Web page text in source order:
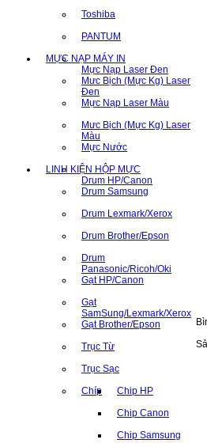
Toshiba
PANTUM
MỰC NẠP MÁY IN
Mực Nạp Laser Đen
Mưc Bịch (Mực Kg) Laser
Đen
Mực Nạp Laser Màu
Mưc Bịch (Mực Kg) Laser
Màu
Mực Nước
LINH KIỆN HỘP MỰC
Drum HP/Canon
Drum Samsung
Drum Lexmark/Xerox
Drum Brother/Epson
Drum
Panasonic/Ricoh/Oki
Gạt HP/Canon
Gạt
SamSung/Lexmark/Xerox
Gạt Brother/Epson
Trục Từ
Trục Sạc
Chíp Chip HP
Chip Canon
Chip Samsung